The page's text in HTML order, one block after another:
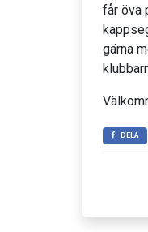
får öva
gärna
DELA